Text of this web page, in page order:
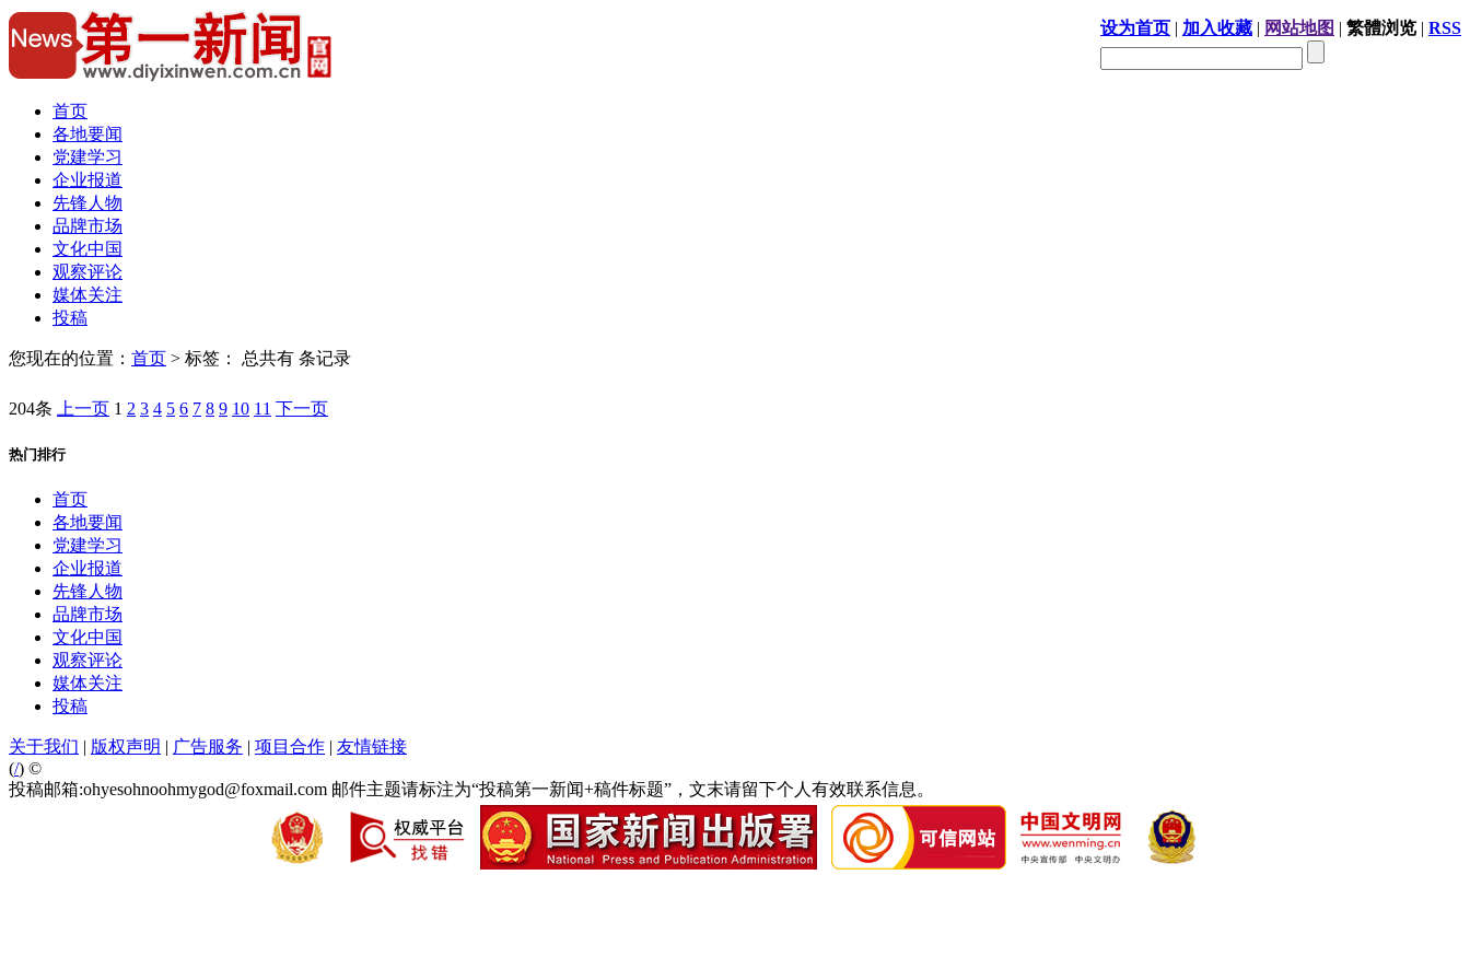
设为首页 | 加入收藏 | 网站地图 | 繁體浏览 | RSS
首页
各地要闻
党建学习
企业报道
先锋人物
品牌市场
文化中国
观察评论
媒体关注
投稿
您现在的位置： 首页 > 标签： 总共有 条记录
204条 上一页 1 2 3 4 5 6 7 8 9 10 11 下一页
热门排行
首页
各地要闻
党建学习
企业报道
先锋人物
品牌市场
文化中国
观察评论
媒体关注
投稿
关于我们 | 版权声明 | 广告服务 | 项目合作 | 友情链接
(/) ©
投稿邮箱:ohyesohnoohmygod@foxmail.com 邮件主题请标注为“投稿第一新闻+稿件标题”，文末请留下个人有效联系信息。